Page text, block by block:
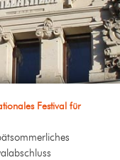
Festival für